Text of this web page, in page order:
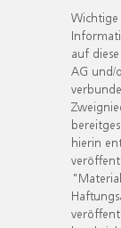
auf
AG und/
hierin